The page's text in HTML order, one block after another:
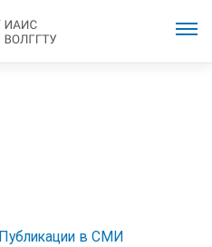
Публикации в СМИ